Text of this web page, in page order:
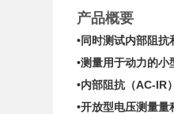
产品概要
•同时测试内部阻抗
•测量用于动力的小
•内部阻抗（AC-
•开放型电压测量